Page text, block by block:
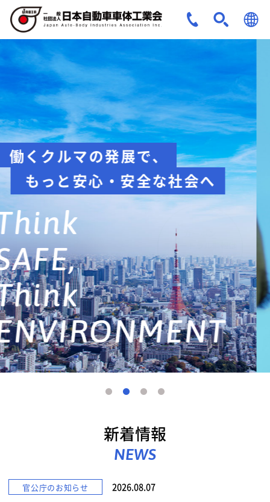
ENG
安全への取組み
Think about
safety
詳しくみる
新着情報
NEWS
官公庁のお知らせ 2026.08.07